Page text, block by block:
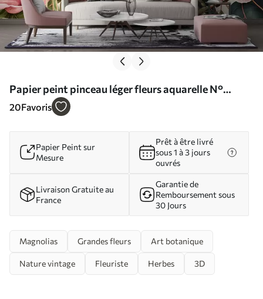
Papier peint pinceau léger fleurs aquarelle N°
u70654
20Favoris
Papier Peint sur
Mesure
Prêt à être livré
sous 1 à 3 jours
ouvrés
Livraison Gratuite au
France
Garantie de
Remboursement sous
30 Jours
Magnolias Grandes fleurs Art botanique
Nature vintage Fleuriste Herbes 3D